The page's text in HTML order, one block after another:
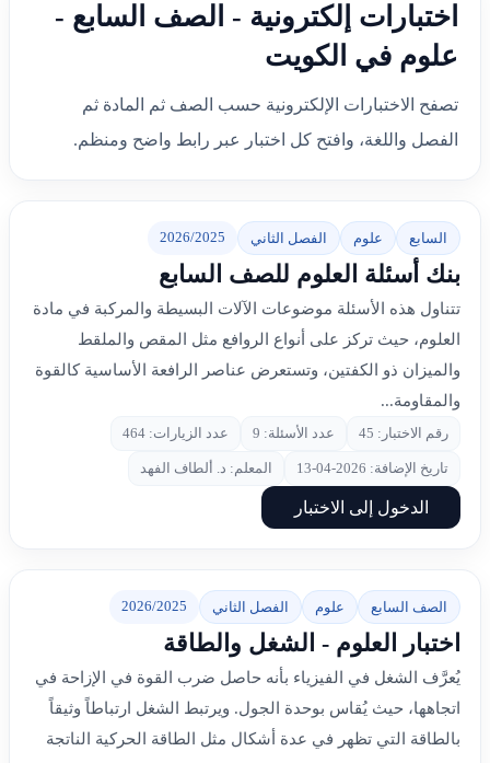
اختبارات إلكترونية - الصف السابع -
علوم في الكويت
تصفح الاختبارات الإلكترونية حسب الصف ثم المادة ثم
الفصل واللغة، وافتح كل اختبار عبر رابط واضح ومنظم.
السابع علوم الفصل الثاني 2026/2025
بنك أسئلة العلوم للصف السابع
تتناول هذه الأسئلة موضوعات الآلات البسيطة والمركبة في مادة
العلوم، حيث تركز على أنواع الروافع مثل المقص والملقط
والميزان ذو الكفتين، وتستعرض عناصر الرافعة الأساسية كالقوة
والمقاومة...
رقم الاختبار: 45 عدد الأسئلة: 9 عدد الزيارات: 464
تاريخ الإضافة: 2026-04-13 المعلم: د. ألطاف الفهد
الدخول إلى الاختبار
الصف السابع علوم الفصل الثاني 2026/2025
اختبار العلوم - الشغل والطاقة
يُعرَّف الشغل في الفيزياء بأنه حاصل ضرب القوة في الإزاحة في
اتجاهها، حيث يُقاس بوحدة الجول. ويرتبط الشغل ارتباطاً وثيقاً
بالطاقة التي تظهر في عدة أشكال مثل الطاقة الحركية الناتجة